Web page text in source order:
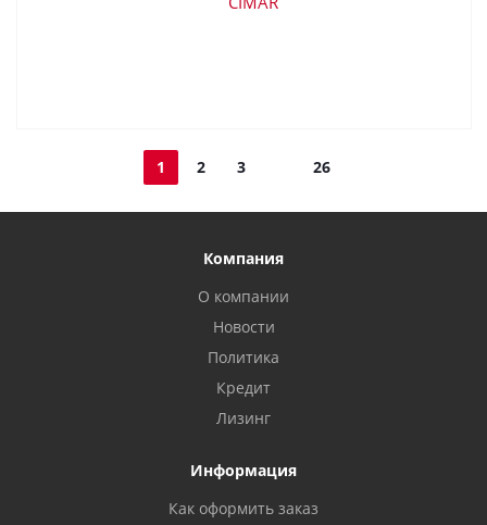
1 2 3 26
Компания
О компании
Новости
Политика
Кредит
Лизинг
Информация
Как оформить заказ